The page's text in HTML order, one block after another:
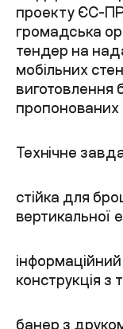
проекту ЄС-
громадська
тендер на
мобільних
виготовлення
пропонованих
Технічне
стійка для
вертикальної
конструкція з
банер з